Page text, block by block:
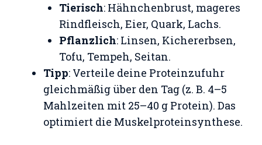
Tierisch: Hähnchenbrust, mageres
Rindfleisch, Eier, Quark, Lachs.
Pflanzlich: Linsen, Kichererbsen,
Tofu, Tempeh, Seitan.
Tipp: Verteile deine Proteinzufuhr
gleichmäßig über den Tag (z. B. 4–5
Mahlzeiten mit 25–40 g Protein). Das
optimiert die Muskelproteinsynthese.